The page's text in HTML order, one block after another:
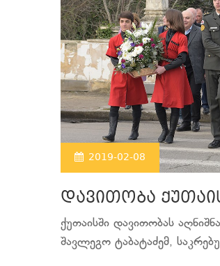
2019-02-08
დავითობა
ქუთაისში დავითობას
შავლეგო ტაბატაძემ,